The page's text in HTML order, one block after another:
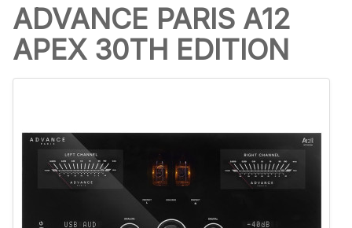
ADVANCE PARIS A12
APEX 30TH EDITION